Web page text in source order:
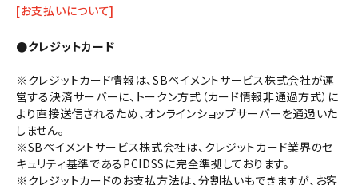
meeting_room ログイン
[お支払いについて]
●クレジットカード
※クレジットカード情報は、SBペイメントサービス株式会社が運
営する決済サーバーに、トークン方式（カード情報非通過方式）に
より直接送信されるため、オンラインショップサーバーを通過いた
しません。
※SBペイメントサービス株式会社は、クレジットカード業界のセ
キュリティ基準であるPCIDSSに完全準拠しております。
※クレジットカードのお支払方法は、分割払いもできますが、お客